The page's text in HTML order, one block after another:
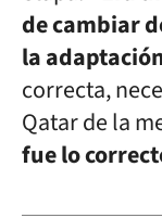
de cambiar
la
correcta,
Qatar de la
fue lo